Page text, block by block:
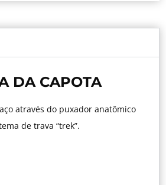
DA CAPOTA
através do puxador anatômico
de trava “trek”.